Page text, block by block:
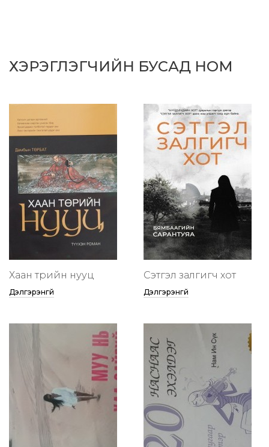
ХЭРЭГЛЭГЧИЙН БУСАД НОМ
Хаан төрийн нууц
Дэлгэрэнгүй
Сэтгэл залгигч хот
Дэлгэрэнгүй